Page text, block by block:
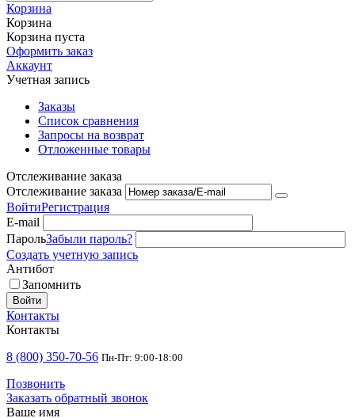
Корзина
Корзина
Корзина пуста
Оформить заказ
Аккаунт
Учетная запись
Заказы
Список сравнения
Запросы на возврат
Отложенные товары
Отслеживание заказа
Отслеживание заказа
ВойтиРегистрация
E-mail
ПарольЗабыли пароль?
Создать учетную запись
Антибот
Запомнить
Войти
Контакты
Контакты
8 (800) 350-70-56 Пн-Пт: 9:00-18:00
Позвонить
Заказать обратный звонок
Ваше имя